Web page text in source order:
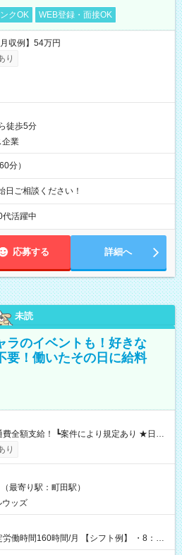
クOK WEB登録・面接OK
収例】54万円
り
徒歩5分
企業
分）
ご相談ください！
代活躍中
応募する 詳細へ
未読
ラのイベントも！好きな
！働いたその日に給料
┗働いたその日に現金GET♪ お仕事後はコ
引き落とせます！ 【試用期間】試
り
最寄り駅：町田駅）
ウッズ
時間/月 【シフト例】 ・8：00